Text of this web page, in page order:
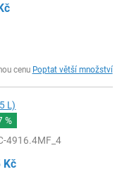
cenu Poptat větší množství
L)
%
4916.4MF_4
Kč